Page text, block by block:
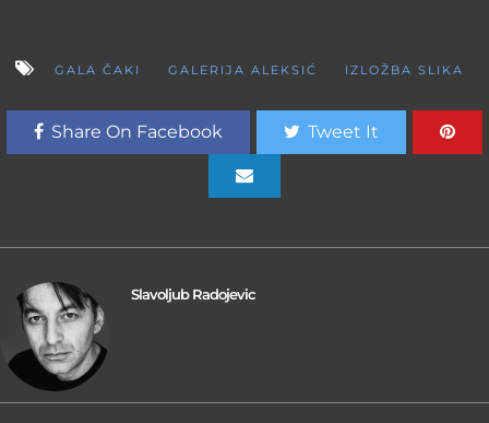
GALA ČAKI GALERIJA ALEKSIĆ IZLOŽBA SLIKA
Share On Facebook Tweet It
Slavoljub Radojevic